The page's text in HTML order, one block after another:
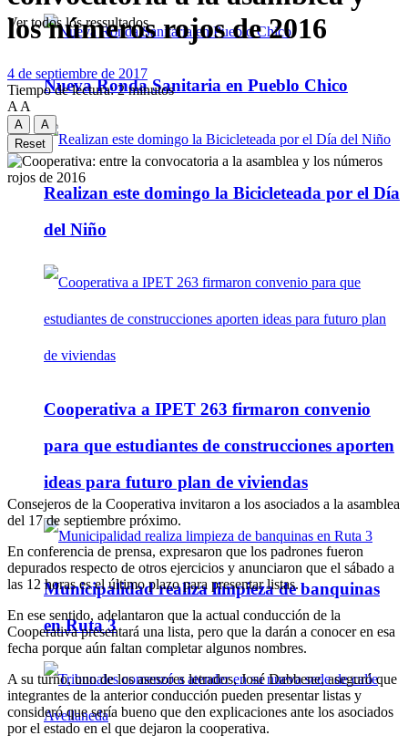
Nueva Ronda Sanitaria en Pueblo Chico
Realizan este domingo la Bicicleteada por el Día
del Niño
Cooperativa a IPET 263 firmaron convenio
para que estudiantes de construcciones aporten
ideas para futuro plan de viviendas
Municipalidad realiza limpieza de banquinas
en Ruta 3
Ver todos los ressultados
los números rojos de 2016
4 de septiembre de 2017
Tiempo de lectura: 2 minutos
A A
A
A
Reset
Consejeros de la Cooperativa invitaron a los asociados a la asamblea
del 17 de septiembre próximo.
En conferencia de prensa, expresaron que los padrones fueron
depurados respecto de otros ejercicios y anunciaron que el sábado a
las 12 horas es el último plazo para presentar listas.
En ese sentido, adelantaron que la actual conducción de la
Cooperativa presentará una lista, pero que la darán a conocer en esa
fecha porque aún faltan completar algunos nombres.
A su turno, uno de los asesores letrados, José Dabbene, aseguró que
integrantes de la anterior conducción pueden presentar listas y
consideró que sería bueno que den explicaciones ante los asociados
por el estado en el que dejaron la cooperativa.